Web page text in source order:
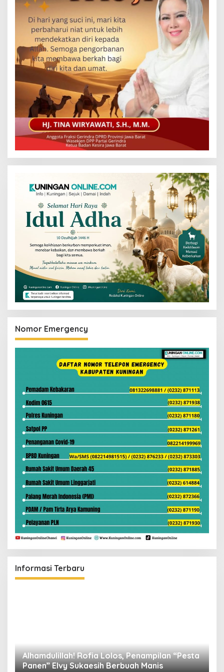
Nomor Emergency
Informasi Terbaru
Alhamdulillah! Rofia Lolos, Penampilan “Pesta
Panen” Elvy Sukaesih Berbuah Manis